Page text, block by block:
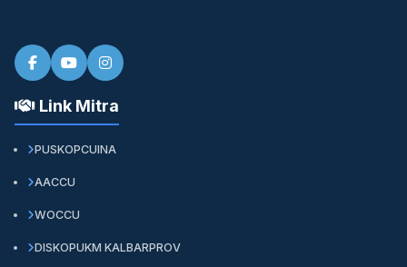
Link Mitra
PUSKOPCUINA
AACCU
WOCCU
DISKOPUKM KALBARPROV